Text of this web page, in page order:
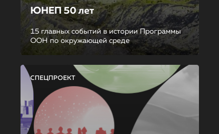
ЮНЕП 50 лет
15 главных событий в истории Программы
ООН по окружающей среде
СПЕЦПРОЕКТ